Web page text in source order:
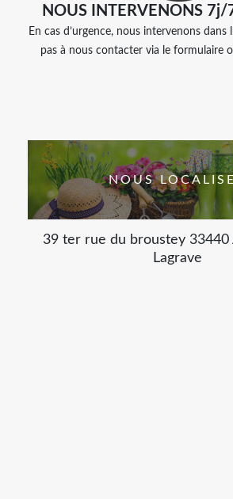
NOUS INTERVENONS
En cas d’urgence, nous intervenons dans
pas à nous contacter via le formulaire
NOUS
39 ter rue du broustey 33440
Lagrave